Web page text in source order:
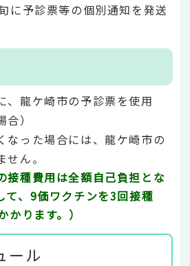
に予診票等の個別通知を発送
、龍ケ崎市の予診票を使用
）
った場合には、龍ケ崎市の
ん。
接種費用は全額自己負担とな
て、9価ワクチンを3回接種
ります。）
ール